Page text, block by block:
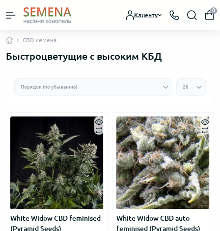
Клиенту
0
CBD семена
Быстроцветущие с высоким КБД
White Widow CBD feminised
(Pyramid Seeds)
White Widow CBD auto
feminised (Pyramid Seeds)